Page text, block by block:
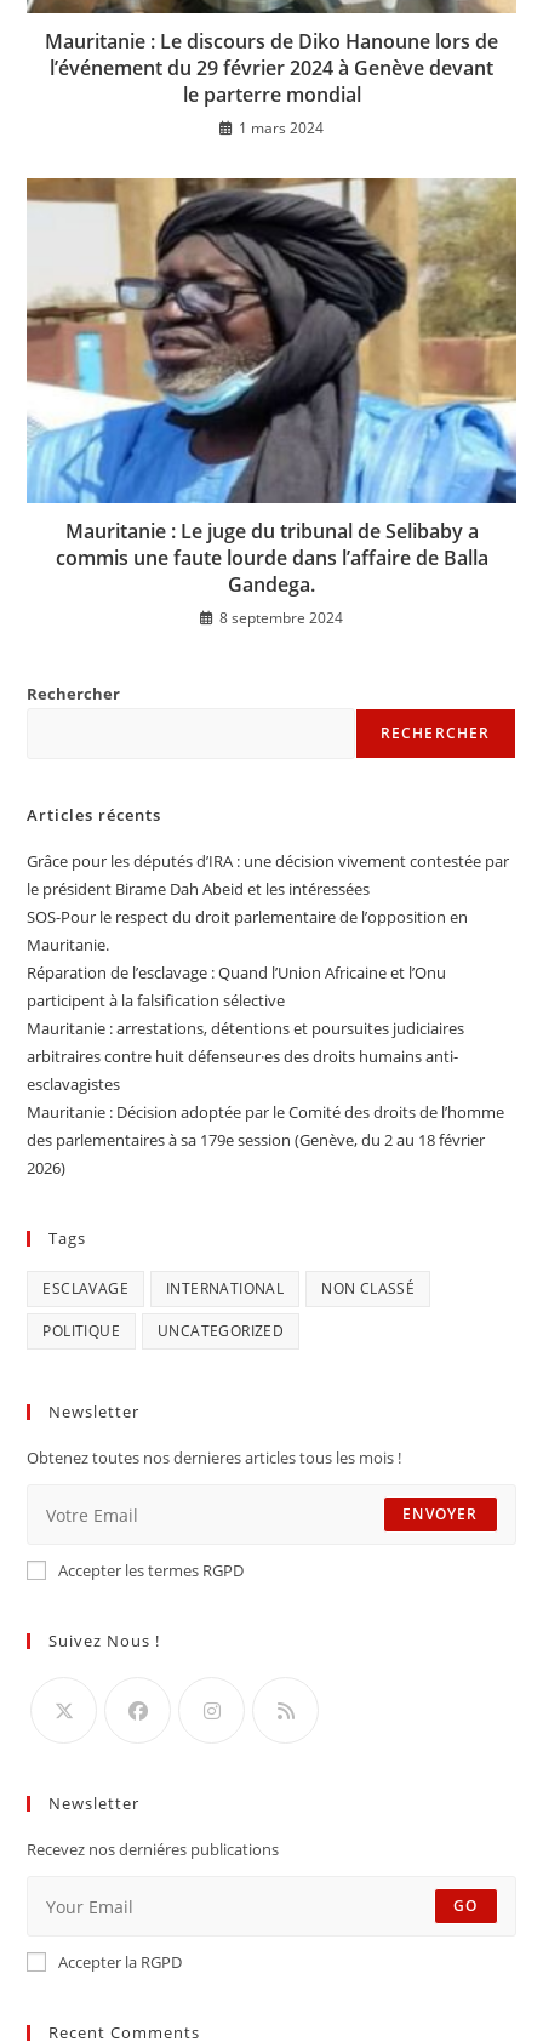
Mauritanie : Le discours de Diko Hanoune lors de
l’événement du 29 février 2024 à Genève devant
le parterre mondial
1 mars 2024
Mauritanie : Le juge du tribunal de Selibaby a
commis une faute lourde dans l’affaire de Balla
Gandega.
8 septembre 2024
Rechercher
RECHERCHER
Articles récents
Grâce pour les députés d’IRA : une décision vivement contestée par
le président Birame Dah Abeid et les intéressées
SOS-Pour le respect du droit parlementaire de l’opposition en
Mauritanie.
Réparation de l’esclavage : Quand l’Union Africaine et l’Onu
participent à la falsification sélective
Mauritanie : arrestations, détentions et poursuites judiciaires
arbitraires contre huit défenseur·es des droits humains anti-
esclavagistes
Mauritanie : Décision adoptée par le Comité des droits de l’homme
des parlementaires à sa 179e session (Genève, du 2 au 18 février
2026)
Tags
ESCLAVAGE INTERNATIONAL NON CLASSÉ
POLITIQUE UNCATEGORIZED
Newsletter
Obtenez toutes nos dernieres articles tous les mois !
ENVOYER
Accepter les termes RGPD
Suivez Nous !
Newsletter
Recevez nos derniéres publications
GO
Accepter la RGPD
Recent Comments